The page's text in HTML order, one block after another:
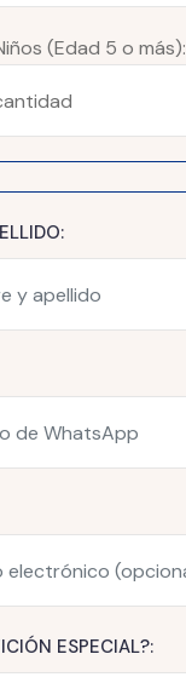
(Edad 5 o más):
ESPECIAL?: